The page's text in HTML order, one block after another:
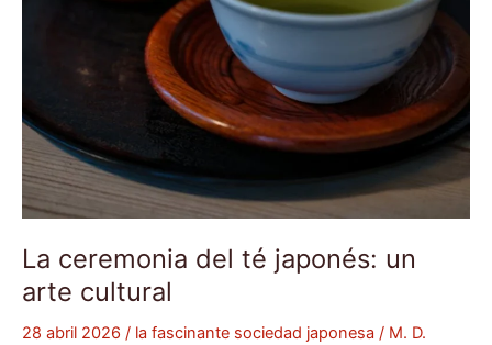
La ceremonia del té japonés: un
arte cultural
28 abril 2026 / la fascinante sociedad japonesa / M. D.